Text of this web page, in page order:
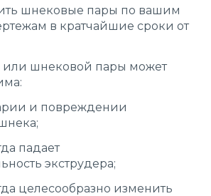
шнековые пары по вашим
в кратчайшие сроки от
или шнековой пары может
и повреждении
падает
экструдера;
целесообразно изменить